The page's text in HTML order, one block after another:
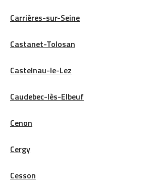
Carrières-sur-Seine
Castanet-Tolosan
Castelnau-le-Lez
Caudebec-lès-Elbeuf
Cenon
Cergy
Cesson